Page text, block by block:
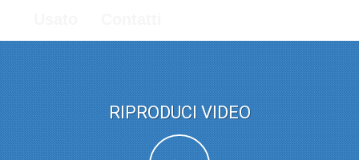
RIPRODUCI VIDEO